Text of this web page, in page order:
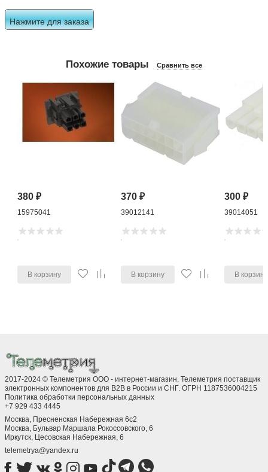
Нажмите для заказа
Похожие товары Сравнить все
380₽
15975041
В корзину
370₽
39012141
В корзину
300₽
39014051
В корзину
2017-2024 © Телеметрия ООО - интернет-магазин. Телеметрия поставщик
электронных компонентов для B2B в России и СНГ. ОГРН 1187536004215
Политика обработки персональных данных
+7 929 433 4445
Москва, Пресненская Набережная 6с2
Москва, ​Бульвар Маршала Рокоссовского, 6
Иркутск, ​Цесовская Набережная, 6
telemetrya@yandex.ru